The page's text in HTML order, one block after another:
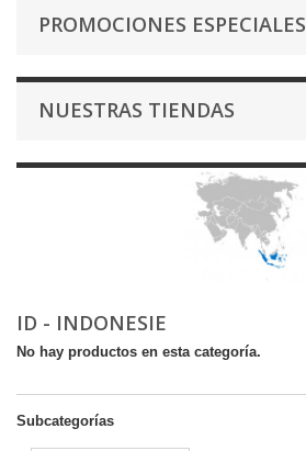
PROMOCIONES ESPECIALES
NUESTRAS TIENDAS
ID - INDONESIE
No hay productos en esta categoría.
Subcategorías